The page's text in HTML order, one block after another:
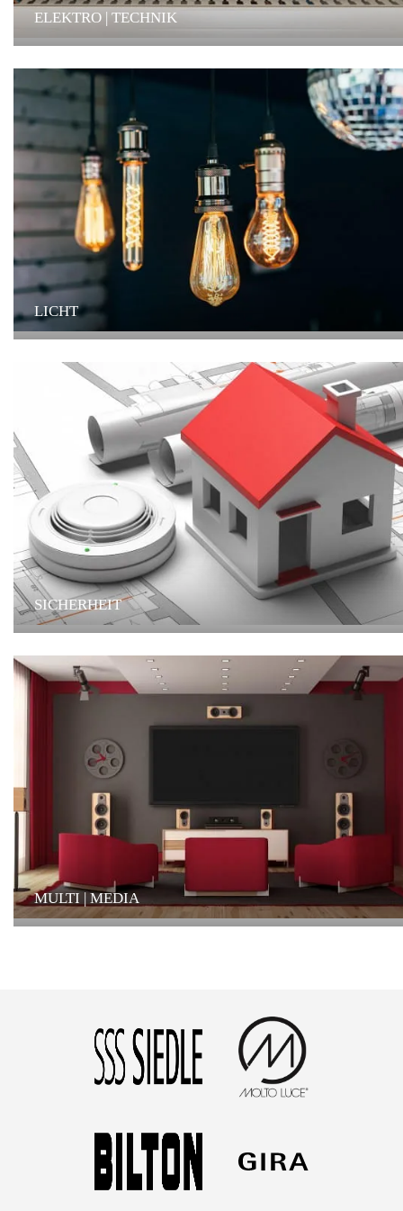
ELEKTRO | TECHNIK
LICHT
SICHERHEIT
MULTI | MEDIA